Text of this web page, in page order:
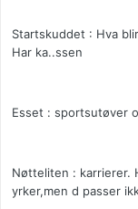
Startskuddet : Hva
Har ka..ssen
Esset : sportsutøver
Nøtteliten : karrierer.
yrker,men d passer